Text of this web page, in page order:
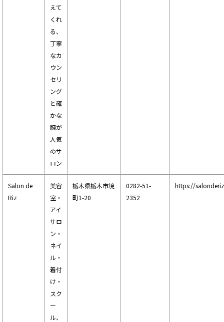
えて
くれ
る、
丁寧
なカ
ウン
セリ
ング
と確
かな
腕が
人気
のサ
ロン
Salon de
Riz
美容
室・
アイ
サロ
ン・
ネイ
ル・
着付
け・
スク
ー
ル、
栃木県栃木市境
町1-20
0282-51-
2352
https://